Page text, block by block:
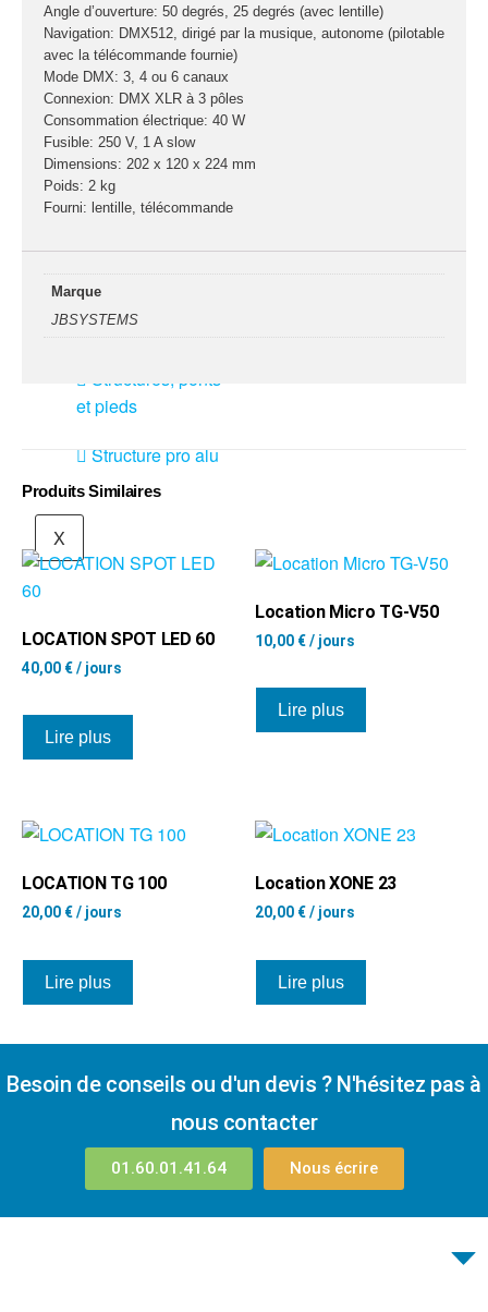
Contrôle DMX
Traitements sons
Public adress /
ligne 100V
Microphone
Sono portable sur
batterie
Accessoires
Câbles et
Structures, ponts
et pieds
Structure pro alu
X
Angle d’ouverture: 50 degrés, 25 degrés (avec lentille)
Navigation: DMX512, dirigé par la musique, autonome (pilotable
avec la télécommande fournie)
Mode DMX: 3, 4 ou 6 canaux
Connexion: DMX XLR à 3 pôles
Consommation électrique: 40 W
Fusible: 250 V, 1 A slow
Dimensions: 202 x 120 x 224 mm
Poids: 2 kg
Fourni: lentille, télécommande
Marque
JBSYSTEMS
Produits Similaires
LOCATION SPOT LED 60
40,00 €/ jours
Lire plus
Location Micro TG-V50
10,00 €/ jours
Lire plus
LOCATION TG 100
20,00 €/ jours
Lire plus
Location XONE 23
20,00 €/ jours
Lire plus
Besoin de conseils ou d'un devis ? N'hésitez pas à
nous contacter
01.60.01.41.64 Nous écrire